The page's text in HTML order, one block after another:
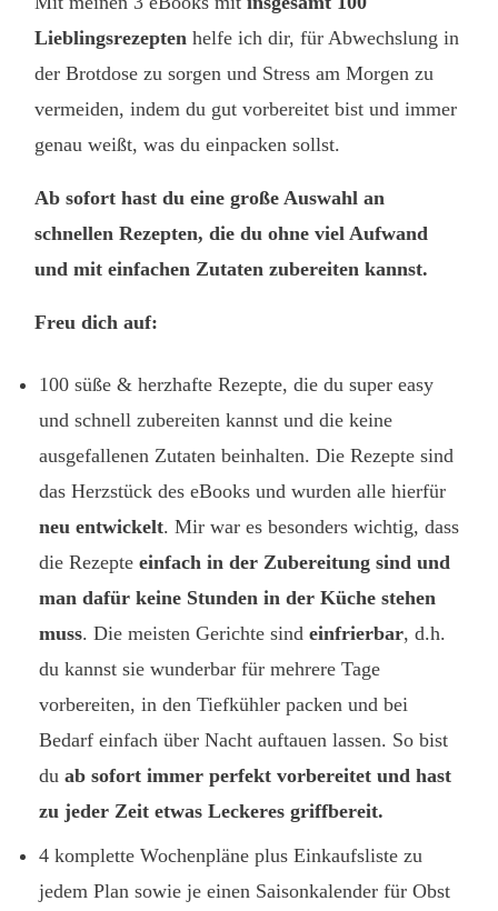
Lieblingsrezepten helfe ich dir, für Abwechslung in
der Brotdose zu sorgen und Stress am Morgen zu
vermeiden, indem du gut vorbereitet bist und immer
genau weißt, was du einpacken sollst.
Ab sofort hast du eine große Auswahl an
schnellen Rezepten, die du ohne viel Aufwand
und mit einfachen Zutaten zubereiten kannst.
Freu dich auf:
100 süße & herzhafte Rezepte, die du super easy
und schnell zubereiten kannst und die keine
ausgefallenen Zutaten beinhalten. Die Rezepte sind
das Herzstück des eBooks und wurden alle hierfür
neu entwickelt. Mir war es besonders wichtig, dass
die Rezepte einfach in der Zubereitung sind und
man dafür keine Stunden in der Küche stehen
muss. Die meisten Gerichte sind einfrierbar, d.h.
du kannst sie wunderbar für mehrere Tage
vorbereiten, in den Tiefkühler packen und bei
Bedarf einfach über Nacht auftauen lassen. So bist
du ab sofort immer perfekt vorbereitet und hast
zu jeder Zeit etwas Leckeres griffbereit.
4 komplette Wochenpläne plus Einkaufsliste zu
jedem Plan sowie je einen Saisonkalender für Obst